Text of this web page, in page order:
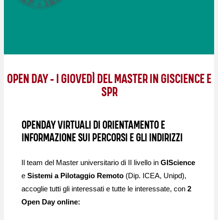
OPEN DAY – I GIOVEDÌ DEL MASTER IN GISCIENCE E
SPR
OPENDAY VIRTUALI DI ORIENTAMENTO E
INFORMAZIONE SUI PERCORSI E GLI INDIRIZZI
Il team del Master universitario di II livello in GIScience
e Sistemi a Pilotaggio Remoto (Dip. ICEA, Unipd),
accoglie tutti gli interessati e tutte le interessate, con2
Open Day online: